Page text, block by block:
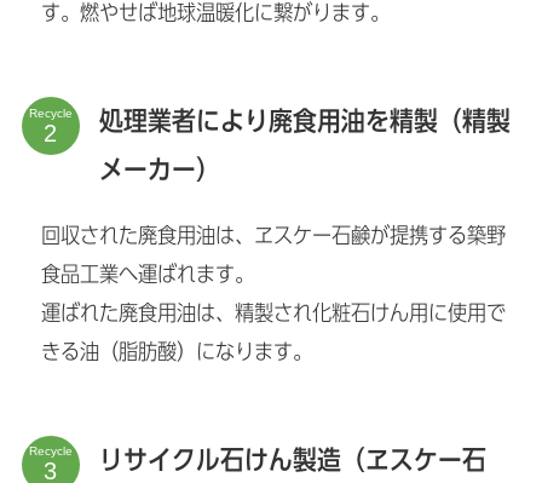
す。燃やせば地球温暖化に繋がります。
Recycle
処理業者により廃食用油を精製（精製
メーカー）
回収された廃食用油は、ヱスケー石鹸が提携する築野
食品工業へ運ばれます。
運ばれた廃食用油は、精製され化粧石けん用に使用で
きる油（脂肪酸）になります。
Recycle
リサイクル石けん製造（ヱスケー石